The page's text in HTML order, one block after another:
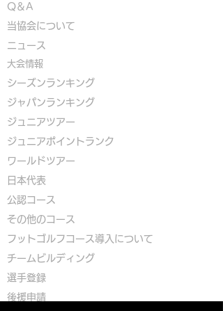
Q＆A
​当協会について
​ニュース
大会情報
シーズンランキング
ジャパンランキング
ジュニアツアー
ジュニアポイントランク
​ワールドツアー
​​日本代表
公認コース
​その他のコース
​ フットゴルフコース導入について
​チームビルディング
選手登録​
​後援申請